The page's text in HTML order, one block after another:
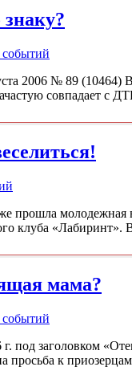
2006 № 89 (10464)
совпадает с
прошла
клуба
мама?
под заголовком
просьба к